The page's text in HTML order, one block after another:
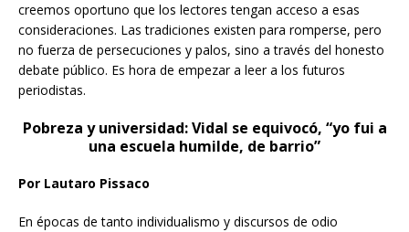
creemos oportuno que los lectores tengan acceso a esas
consideraciones. Las tradiciones existen para romperse, pero
no fuerza de persecuciones y palos, sino a través del honesto
debate público. Es hora de empezar a leer a los futuros
periodistas.
Pobreza y universidad: Vidal se equivocó, “yo fui a
una escuela humilde, de barrio”
Por Lautaro Pissaco
En épocas de tanto individualismo y discursos de odio